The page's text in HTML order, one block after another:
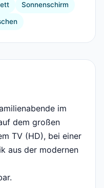
Sonnenschirm
im
dem großen
TV (HD), bei einer
aus der modernen